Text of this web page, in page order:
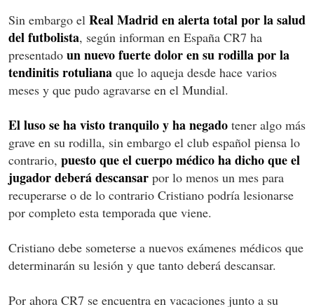
Sin embargo el Real Madrid en alerta total por la salud
del futbolista, según informan en España CR7 ha
presentado un nuevo fuerte dolor en su rodilla por la
tendinitis rotuliana que lo aqueja desde hace varios
meses y que pudo agravarse en el Mundial.
El luso se ha visto tranquilo y ha negado tener algo más
grave en su rodilla, sin embargo el club español piensa lo
contrario, puesto que el cuerpo médico ha dicho que el
jugador deberá descansar por lo menos un mes para
recuperarse o de lo contrario Cristiano podría lesionarse
por completo esta temporada que viene.
Cristiano debe someterse a nuevos exámenes médicos que
determinarán su lesión y que tanto deberá descansar.
Por ahora CR7 se encuentra en vacaciones junto a su